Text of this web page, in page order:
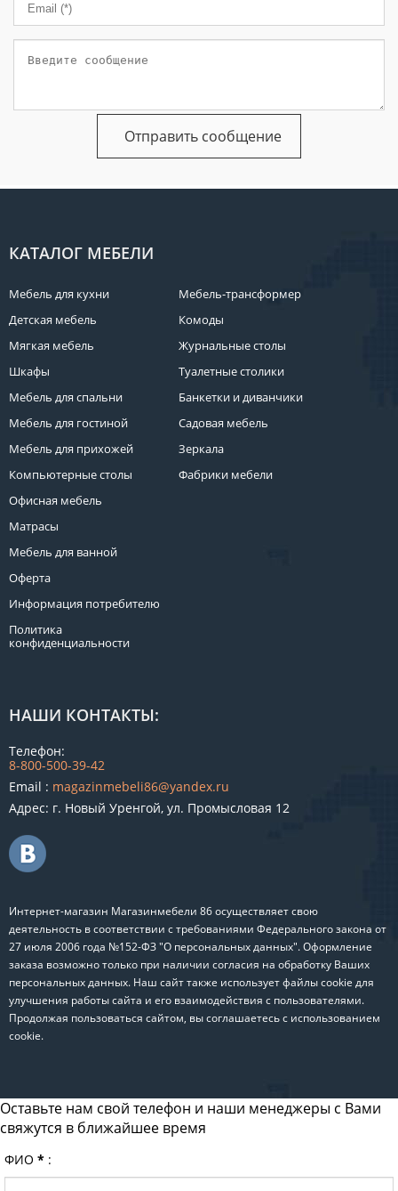
КАТАЛОГ МЕБЕЛИ
Мебель для кухни
Детская мебель
Мягкая мебель
Шкафы
Мебель для спальни
Мебель для гостиной
Мебель для прихожей
Компьютерные столы
Офисная мебель
Матрасы
Мебель для ванной
Оферта
Информация потребителю
Политика
конфиденциальности
Мебель-трансформер
Комоды
Журнальные столы
Туалетные столики
Банкетки и диванчики
Садовая мебель
Зеркала
Фабрики мебели
НАШИ КОНТАКТЫ:
Телефон:
8-800-500-39-42
Email : magazinmebeli86@yandex.ru
Адрес: г. Новый Уренгой, ул. Промысловая 12
Интернет-магазин Магазинмебели 86 осуществляет свою
деятельность в соответствии с требованиями Федерального закона от
27 июля 2006 года №152-ФЗ "О персональных данных". Оформление
заказа возможно только при наличии согласия на обработку Ваших
персональных данных. Наш сайт также использует файлы cookie для
улучшения работы сайта и его взаимодействия с пользователями.
Продолжая пользоваться сайтом, вы соглашаетесь с использованием
cookie.
Оставьте нам свой телефон и наши менеджеры с Вами
свяжутся в ближайшее время
ФИО * :